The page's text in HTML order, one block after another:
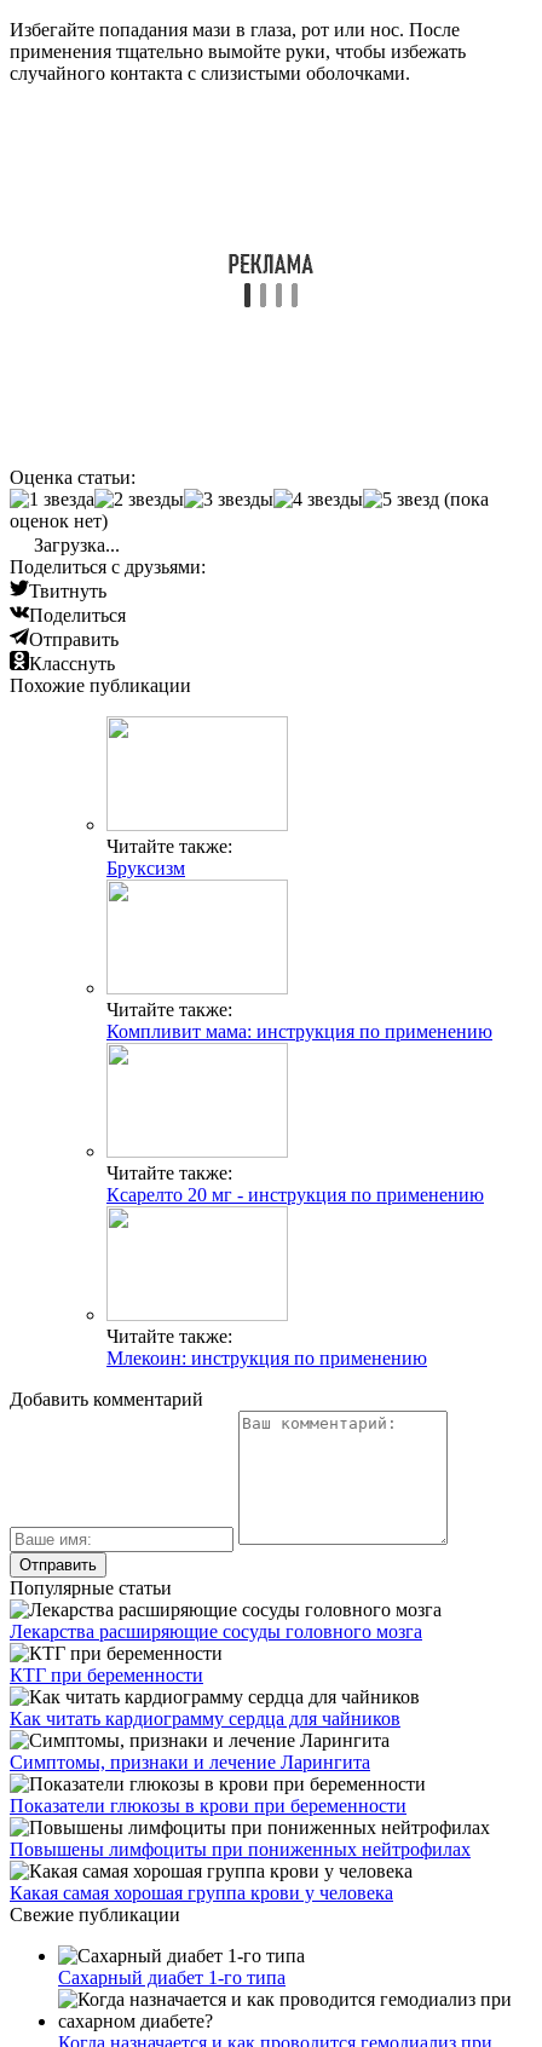
Избегайте попадания мази в глаза, рот или нос. После
применения тщательно вымойте руки, чтобы избежать
случайного контакта с слизистыми оболочками.
Оценка статьи:
(пока
оценок нет)
Загрузка...
Поделиться с друзьями:
Твитнуть
Поделиться
Отправить
Класснуть
Похожие публикации
Читайте также:
Бруксизм
Читайте также:
Компливит мама: инструкция по применению
Читайте также:
Ксарелто 20 мг - инструкция по применению
Читайте также:
Млекоин: инструкция по применению
Добавить комментарий
Популярные статьи
Лекарства расширяющие сосуды головного мозга
КТГ при беременности
Как читать кардиограмму сердца для чайников
Симптомы, признаки и лечение Ларингита
Показатели глюкозы в крови при беременности
Повышены лимфоциты при пониженных нейтрофилах
Какая самая хорошая группа крови у человека
Свежие публикации
Сахарный диабет 1-го типа